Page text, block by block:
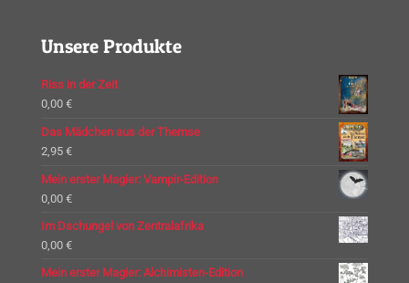
Unsere Produkte
Riss in der Zeit
0,00 €
Das Mädchen aus der Themse
2,95 €
Mein erster Magier: Vampir-Edition
0,00 €
Im Dschungel von Zentralafrika
0,00 €
Mein erster Magier: Alchimisten-Edition